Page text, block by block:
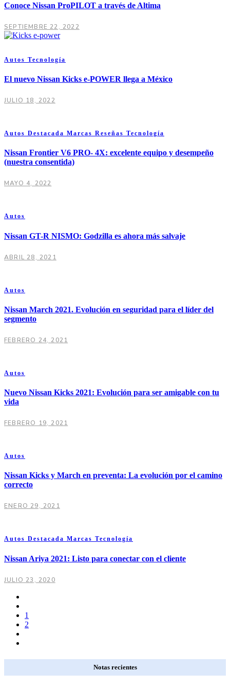
Conoce Nissan ProPILOT a través de Altima
SEPTIEMBRE 22, 2022
Autos Tecnología
El nuevo Nissan Kicks e-POWER llega a México
JULIO 18, 2022
Autos Destacada Marcas Reseñas Tecnología
Nissan Frontier V6 PRO- 4X: excelente equipo y desempeño
(nuestra consentida)
MAYO 4, 2022
Autos
Nissan GT-R NISMO: Godzilla es ahora más salvaje
ABRIL 28, 2021
Autos
Nissan March 2021. Evolución en seguridad para el líder del
segmento
FEBRERO 24, 2021
Autos
Nuevo Nissan Kicks 2021: Evolución para ser amigable con tu
vida
FEBRERO 19, 2021
Autos
Nissan Kicks y March en preventa: La evolución por el camino
correcto
ENERO 29, 2021
Autos Destacada Marcas Tecnología
Nissan Ariya 2021: Listo para conectar con el cliente
JULIO 23, 2020
1
2
Notas recientes